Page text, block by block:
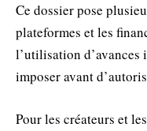
Ce dossier pose
plateformes et les
l’utilisation d’avances
imposer avant
Pour les créateurs et